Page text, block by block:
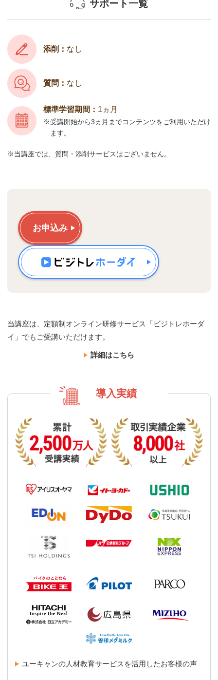
サポート一覧
添削： なし
質問： なし
標準学習期間： 1ヵ月
受講開始から3ヵ月までコンテンツをご利用いただけ
ます。
当講座では、質問・添削サービスはございません。
お申込み
当講座は、定額制オンライン研修サービス「ビジトレホーダ
イ」でもご受講いただけます。
詳細はこちら
導入実績
ユーキャンの人材教育サービスを活用したお客様の声